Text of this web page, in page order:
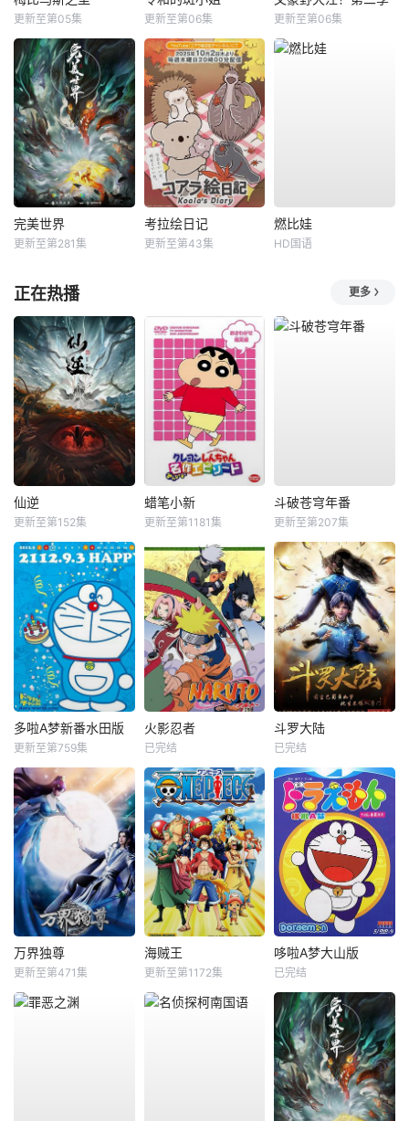
更新至第05集 更新至第06集 更新至第06集
完美世界
更新至第281集
考拉绘日记
更新至第43集
燃比娃
HD国语
正在热播 更多
仙逆
更新至第152集
蜡笔小新
更新至第1181集
斗破苍穹年番
更新至第207集
多啦A梦新番水田版
更新至第759集
火影忍者
已完结
斗罗大陆
已完结
万界独尊
更新至第471集
海贼王
更新至第1172集
哆啦A梦大山版
已完结